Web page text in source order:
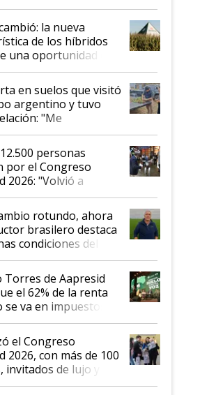
de crecimiento son
la nueva
de los híbridos
una oportunidad en
en suelos que visitó
argentino y tuvo
"Me
mucho"
personas
por el Congreso
2026: "Volvió a
que hablar del
hablar de todo el
productivo"rotundo, ahora
brasilero destaca
condiciones del
para invertir:
más motivados"
Torres de Aapresid
el 62% de la renta
va en impuestos:
que en
se sigan discutiendo
cosas de hace 50
el Congreso
2026, con más de 100
invitados de lujo y
tendencias